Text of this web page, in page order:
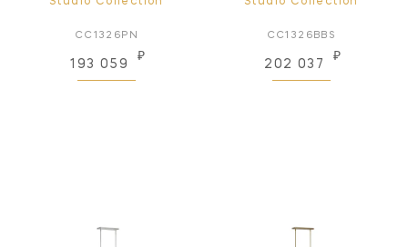
CC1326PN
193 059
₽
CC1326BBS
202 037
₽